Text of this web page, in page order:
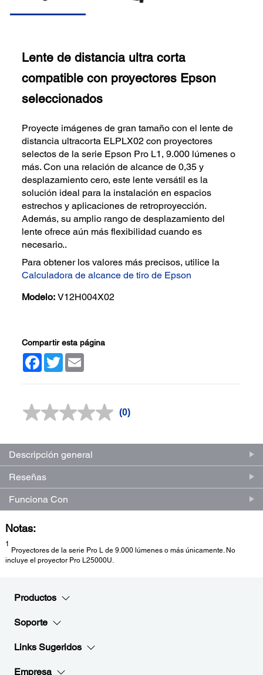
Lente de distancia ultra corta
compatible con proyectores Epson
seleccionados
Proyecte imágenes de gran tamaño con el lente de
distancia ultracorta ELPLX02 con proyectores
selectos de la serie Epson Pro L1, 9.000 lúmenes o
más. Con una relación de alcance de 0,35 y
desplazamiento cero, este lente versátil es la
solución ideal para la instalación en espacios
estrechos y aplicaciones de retroproyección.
Además, su amplio rango de desplazamiento del
lente ofrece aún más flexibilidad cuando es
necesario..
Para obtener los valores más precisos, utilice la
Calculadora de alcance de tiro de Epson
Modelo: V12H004X02
Compartir esta página
Facebook
Twitter
Sin
en
misma
(0)
Descripción general
Reseñas
Funciona Con
Notas:
1
Proyectores de la serie Pro L de 9.000 lúmenes o más únicamente. No
incluye el proyector Pro L25000U.
Productos
Soporte
Links Sugeridos
Empresa